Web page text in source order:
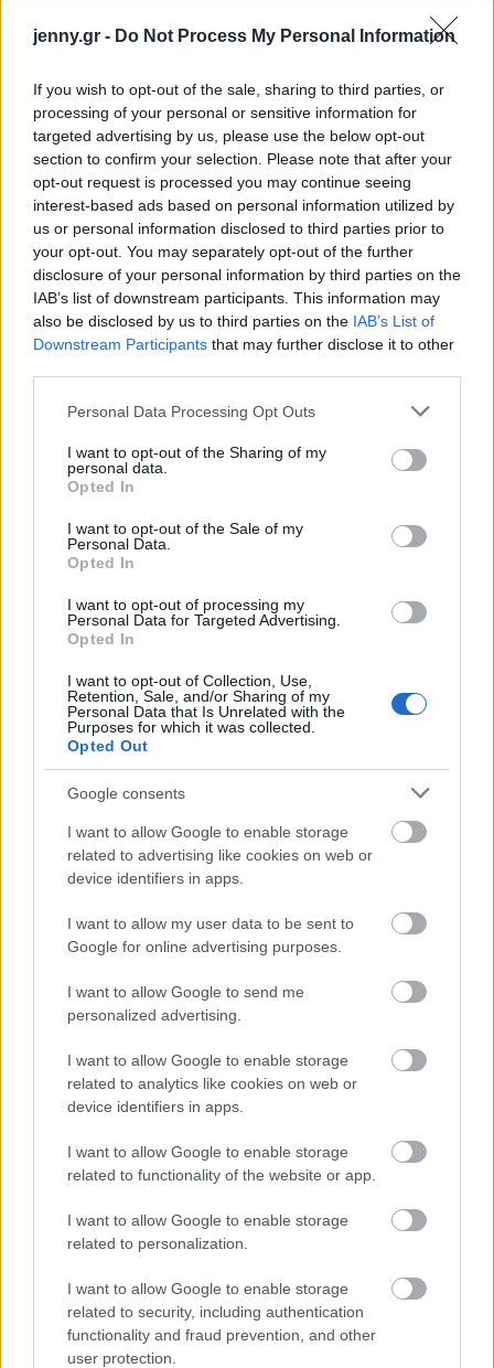
jenny.gr - Do Not Process My Personal Information
If you wish to opt-out of the sale, sharing to third parties, or
processing of your personal or sensitive information for
targeted advertising by us, please use the below opt-out
section to confirm your selection. Please note that after your
opt-out request is processed you may continue seeing
interest-based ads based on personal information utilized by
us or personal information disclosed to third parties prior to
your opt-out. You may separately opt-out of the further
disclosure of your personal information by third parties on the
IAB’s list of downstream participants. This information may
also be disclosed by us to third parties on the IAB’s List of
Downstream Participants that may further disclose it to other
Please note that this website/app uses one or more Google
not limited to your visit or usage behaviour. You may click to
grant or deny consent to Google and its third-party tags to
use your data for below specified purposes in below Google
consent section.
Personal Data Processing Opt Outs
I want to opt-out of the Sharing of my
personal data.
Opted In
I want to opt-out of the Sale of my
Personal Data.
Opted In
I want to opt-out of processing my
Personal Data for Targeted Advertising.
Opted In
I want to opt-out of Collection, Use,
Retention, Sale, and/or Sharing of my
Personal Data that Is Unrelated with the
Purposes for which it was collected.
Opted Out
Google consents
I want to allow Google to enable storage
related to advertising like cookies on web or
device identifiers in apps.
I want to allow my user data to be sent to
Google for online advertising purposes.
I want to allow Google to send me
personalized advertising.
I want to allow Google to enable storage
related to analytics like cookies on web or
device identifiers in apps.
I want to allow Google to enable storage
related to functionality of the website or app.
I want to allow Google to enable storage
related to personalization.
I want to allow Google to enable storage
related to security, including authentication
functionality and fraud prevention, and other
user protection.
ακολουθούσε το trend της εποχής που ήθελε
πολύ χαμηλοκάβαλα παντελόνια τα οποία
άφηναν να προεξέχει και το εσώρουχο.